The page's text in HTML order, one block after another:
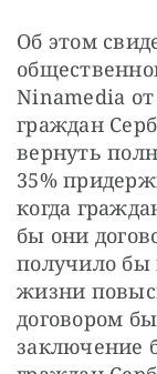
Об этом
Ninamedia
граждан
вернуть
35%
когда
бы они
получило бы
жизни
договором
заключение